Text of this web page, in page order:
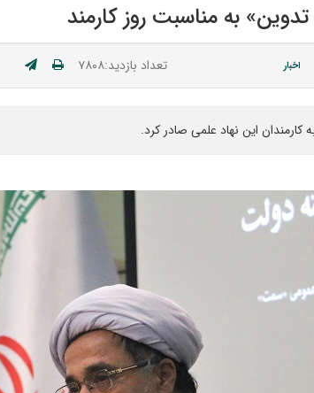
به مناسبت روز کارمند
اخبار تعداد بازدید:۷۸۰۸
این نهاد علمی صادر کرد.